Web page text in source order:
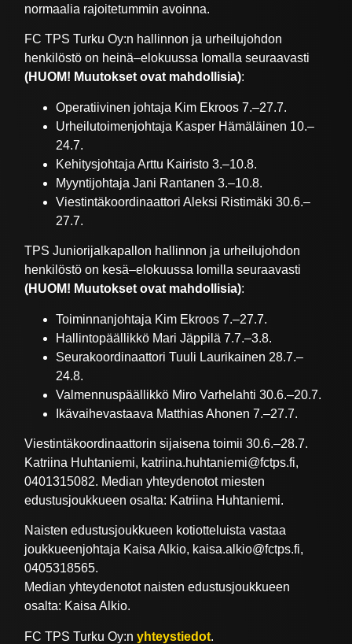
normaalia rajoitetummin avoinna.
FC TPS Turku Oy:n hallinnon ja urheilujohdon
henkilöstö on heinä–elokuussa lomalla seuraavasti
(HUOM! Muutokset ovat mahdollisia):
Operatiivinen johtaja Kim Ekroos 7.–27.7.
Urheilutoimenjohtaja Kasper Hämäläinen 10.–
24.7.
Kehitysjohtaja Arttu Kairisto 3.–10.8.
Myyntijohtaja Jani Rantanen 3.–10.8.
Viestintäkoordinaattori Aleksi Ristimäki 30.6.–
27.7.
TPS Juniorijalkapallon hallinnon ja urheilujohdon
henkilöstö on kesä–elokuussa lomilla seuraavasti
(HUOM! Muutokset ovat mahdollisia):
Toiminnanjohtaja Kim Ekroos 7.–27.7.
Hallintopäällikkö Mari Jäppilä 7.7.–3.8.
Seurakoordinaattori Tuuli Laurikainen 28.7.–
24.8.
Valmennuspäällikkö Miro Varhelahti 30.6.–20.7.
Ikävaihevastaava Matthias Ahonen 7.–27.7.
Viestintäkoordinaattorin sijaisena toimii 30.6.–28.7.
Katriina Huhtaniemi, katriina.huhtaniemi@fctps.fi,
0401315082. Median yhteydenotot miesten
edustusjoukkueen osalta: Katriina Huhtaniemi.
Naisten edustusjoukkueen kotiotteluista vastaa
joukkueenjohtaja Kaisa Alkio, kaisa.alkio@fctps.fi,
0405318565.
Median yhteydenotot naisten edustusjoukkueen
osalta: Kaisa Alkio.
FC TPS Turku Oy:nyhteystiedot.